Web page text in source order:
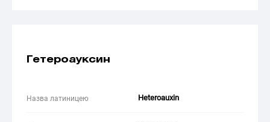
Гетероауксин
Назва латиницею Heteroauxin